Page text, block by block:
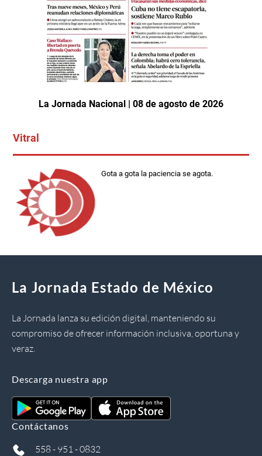
La Jornada Nacional | 08 de agosto de 2026
Vitral
Gota a gota la paciencia se agota.
La Jornada Estado de México
La Jornada lanza su edición digital, manteniendo su
compromiso de ofrecer información inclusiva, oportuna y
veraz.
Descarga nuestra app
Contáctanos
558 - 951 - 0832